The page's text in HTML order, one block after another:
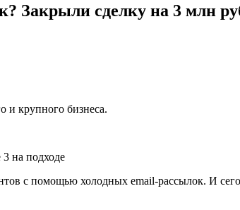
Закрыли сделку на 3 млн
и крупного бизнеса.
с помощью холодных email-рассылок. И